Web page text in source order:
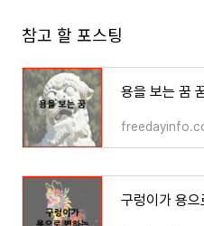
참고 할 포스팅
용을 보는 꿈